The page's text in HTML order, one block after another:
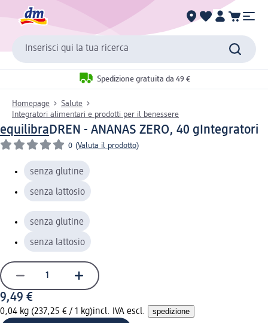
Inserisci qui la tua ricerca
Spedizione gratuita da 49 €
Homepage
Salute
Integratori alimentari e prodotti per il benessere
equilibraDREN - ANANAS ZERO, 40 g Integratori
0 (Valuta il prodotto)
senza glutine
senza lattosio
senza glutine
senza lattosio
9,49 €
0,04 kg (237,25 € / 1 kg)incl. IVA escl. spedizione